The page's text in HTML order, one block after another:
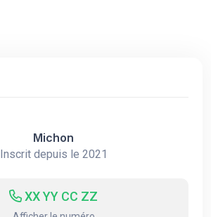
Michon
Inscrit depuis le 2021
XX YY CC ZZ